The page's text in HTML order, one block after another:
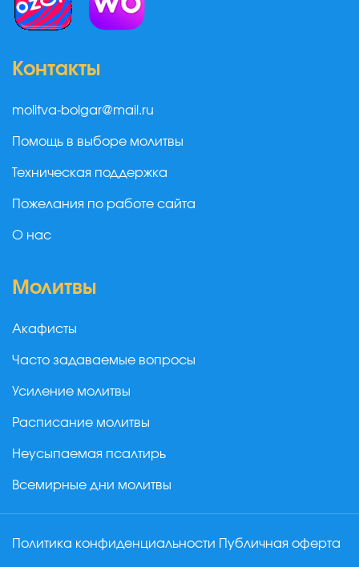
Контакты
molitva-bolgar@mail.ru
Помощь в выборе молитвы
Техническая поддержка
Пожелания по работе сайта
О нас
Молитвы
Акафисты
Часто задаваемые вопросы
Усиление молитвы
Расписание молитвы
Неусыпаемая псалтирь
Всемирные дни молитвы
Политика конфиденциальности Публичная оферта